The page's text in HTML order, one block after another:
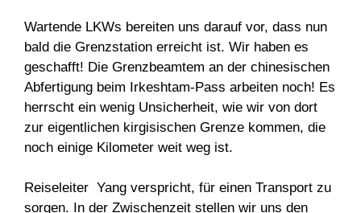
Wartende LKWs bereiten uns darauf vor, dass nun
bald die Grenzstation erreicht ist. Wir haben es
geschafft! Die Grenzbeamtem an der chinesischen
Abfertigung beim Irkeshtam-Pass arbeiten noch! Es
herrscht ein wenig Unsicherheit, wie wir von dort
zur eigentlichen kirgisischen Grenze kommen, die
noch einige Kilometer weit weg ist.
Reiseleiter Yang verspricht, für einen Transport zu
sorgen. In der Zwischenzeit stellen wir uns den